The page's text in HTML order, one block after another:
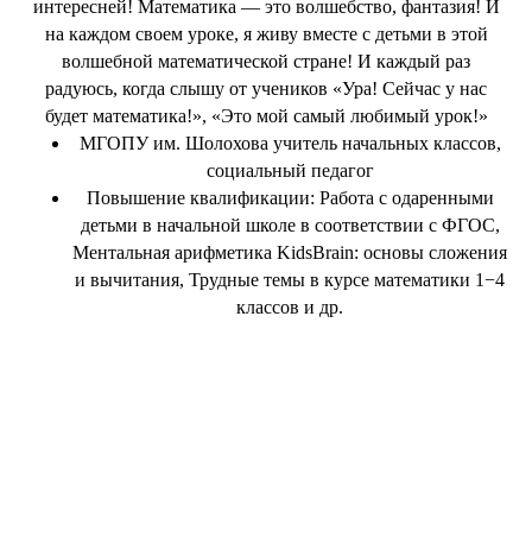
интересней! Математика — это волшебство, фантазия! И
на каждом своем уроке, я живу вместе с детьми в этой
волшебной математической стране! И каждый раз
радуюсь, когда слышу от учеников «Ура! Сейчас у нас
будет математика!», «Это мой самый любимый урок!»
МГОПУ им. Шолохова учитель начальных классов,
социальный педагог
Повышение квалификации: Работа с одаренными
детьми в начальной школе в соответствии с ФГОС,
Ментальная арифметика KidsBrain: основы сложения
и вычитания, Трудные темы в курсе математики 1−4
классов и др.